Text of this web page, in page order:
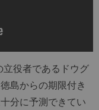
役者であるドウグ
島からの期限付き
分に予測できてい